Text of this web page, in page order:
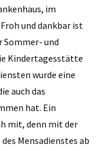
im
und dankbar ist
Sommer- und
Kindertagesstätte
wurde eine
auch das
hat. Ein
mit, denn mit der
Mensadienstes ab